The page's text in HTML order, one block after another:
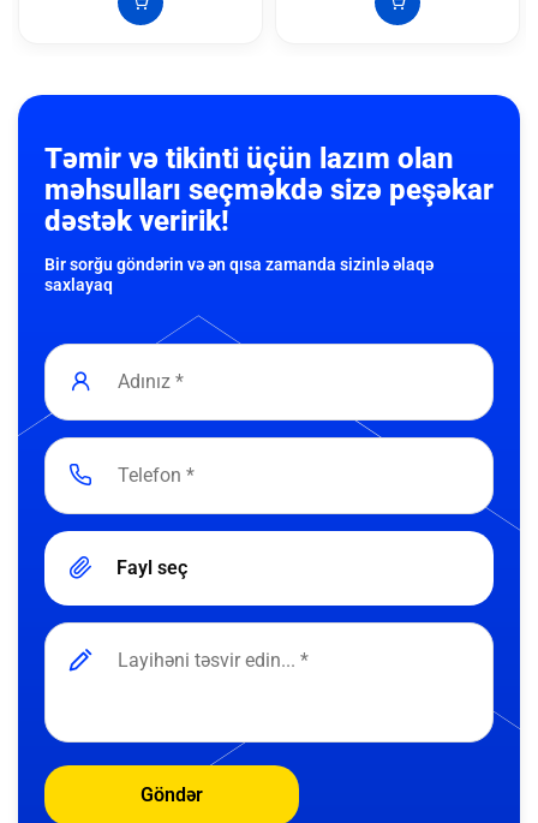
Təmir və tikinti üçün lazım olan
məhsulları seçməkdə sizə peşəkar
dəstək veririk!
Bir sorğu göndərin və ən qısa zamanda sizinlə əlaqə
saxlayaq
Fayl seç
Göndər